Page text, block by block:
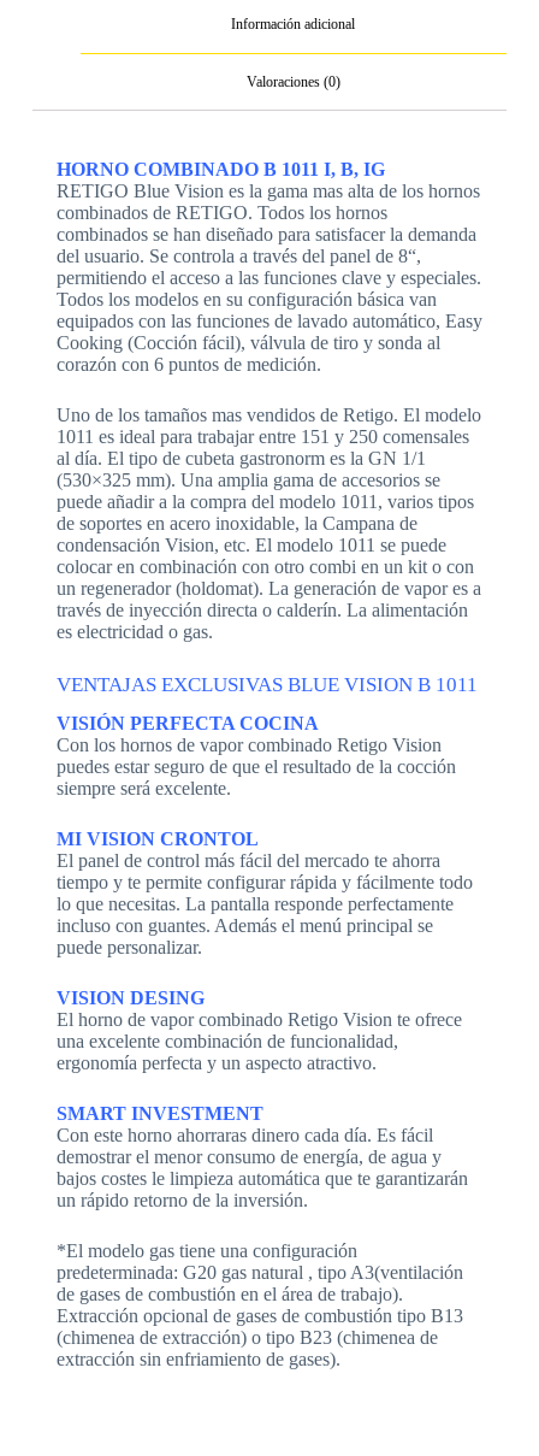
Información adicional
Valoraciones (0)
HORNO COMBINADO B 1011 I, B, IG
RETIGO Blue Vision es la gama mas alta de los hornos
combinados de RETIGO. Todos los hornos
combinados se han diseñado para satisfacer la demanda
del usuario. Se controla a través del panel de 8“,
permitiendo el acceso a las funciones clave y especiales.
Todos los modelos en su configuración básica van
equipados con las funciones de lavado automático, Easy
Cooking (Cocción fácil), válvula de tiro y sonda al
corazón con 6 puntos de medición.
Uno de los tamaños mas vendidos de Retigo. El modelo
1011 es ideal para trabajar entre 151 y 250 comensales
al día. El tipo de cubeta gastronorm es la GN 1/1
(530×325 mm). Una amplia gama de accesorios se
puede añadir a la compra del modelo 1011, varios tipos
de soportes en acero inoxidable, la Campana de
condensación Vision, etc. El modelo 1011 se puede
colocar en combinación con otro combi en un kit o con
un regenerador (holdomat). La generación de vapor es a
través de inyección directa o calderín. La alimentación
es electricidad o gas.
VENTAJAS EXCLUSIVAS BLUE VISION B 1011
VISIÓN PERFECTA COCINA
Con los hornos de vapor combinado Retigo Vision
puedes estar seguro de que el resultado de la cocción
siempre será excelente.
MI VISION CRONTOL
El panel de control más fácil del mercado te ahorra
tiempo y te permite configurar rápida y fácilmente todo
lo que necesitas. La pantalla responde perfectamente
incluso con guantes. Además el menú principal se
puede personalizar.
VISION DESING
El horno de vapor combinado Retigo Vision te ofrece
una excelente combinación de funcionalidad,
ergonomía perfecta y un aspecto atractivo.
SMART INVESTMENT
Con este horno ahorraras dinero cada día. Es fácil
demostrar el menor consumo de energía, de agua y
bajos costes le limpieza automática que te garantizarán
un rápido retorno de la inversión.
*El modelo gas tiene una configuración
predeterminada: G20 gas natural , tipo A3(ventilación
de gases de combustión en el área de trabajo).
Extracción opcional de gases de combustión tipo B13
(chimenea de extracción) o tipo B23 (chimenea de
extracción sin enfriamiento de gases).